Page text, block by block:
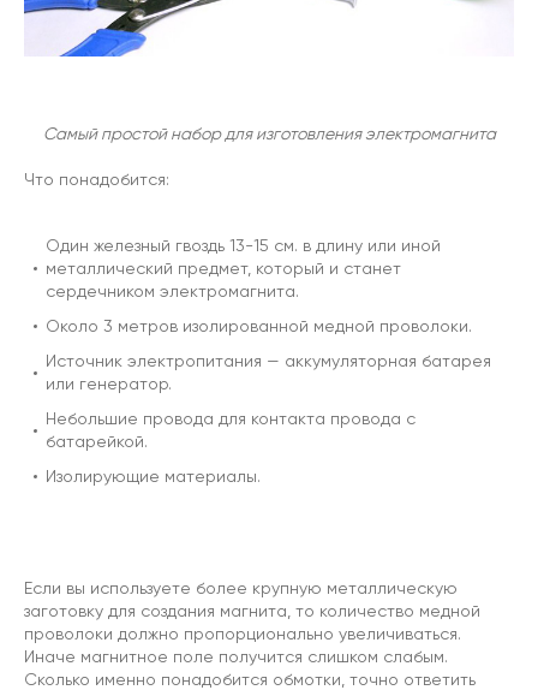
Самый простой набор для изготовления электромагнита
Что понадобится:
Один железный гвоздь 13-15 см. в длину или иной
металлический предмет, который и станет
сердечником электромагнита.
Около 3 метров изолированной медной проволоки.
Источник электропитания — аккумуляторная батарея
или генератор.
Небольшие провода для контакта провода с
батарейкой.
Изолирующие материалы.
Если вы используете более крупную металлическую
заготовку для создания магнита, то количество медной
проволоки должно пропорционально увеличиваться.
Иначе магнитное поле получится слишком слабым.
Сколько именно понадобится обмотки, точно ответить